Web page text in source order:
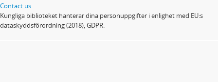
Contact us
Kungliga biblioteket hanterar dina personuppgifter i enlighet med EU:s
dataskyddsförordning (2018), GDPR.